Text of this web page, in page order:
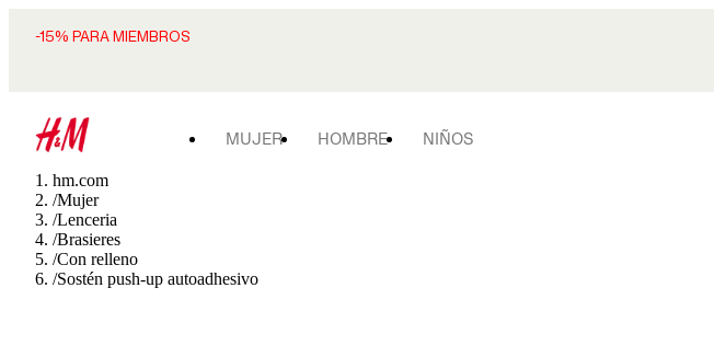
-15% PARA MIEMBROS
MUJER HOMBRE NIÑOS
hm.com
/Mujer
/Lenceria
/Brasieres
/Con relleno
/Sostén push-up autoadhesivo